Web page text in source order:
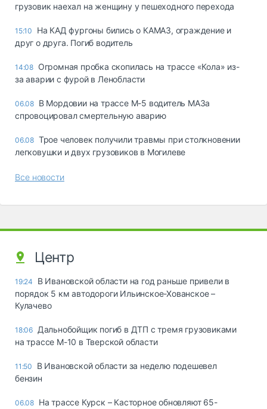
грузовик наехал на женщину у пешеходного перехода
15:10
На КАД фургоны бились о КАМАЗ, ограждение и
друг о друга. Погиб водитель
14:08 Огромная пробка скопилась на трассе «Кола» из-
за аварии с фурой в Ленобласти
06.08 В Мордовии на трассе М-5 водитель МАЗа
спровоцировал смертельную аварию
06.08 Трое человек получили травмы при столкновении
легковушки и двух грузовиков в Могилеве
Все новости
Центр
19:24
В Ивановской области на год раньше привели в
порядок 5 км автодороги Ильинское-Хованское –
Кулачево
18:06 Дальнобойщик погиб в ДТП с тремя грузовиками
на трассе М-10 в Тверской области
11:50
В Ивановской области за неделю подешевел
бензин
06.08 На трассе Курск – Касторное обновляют 65-